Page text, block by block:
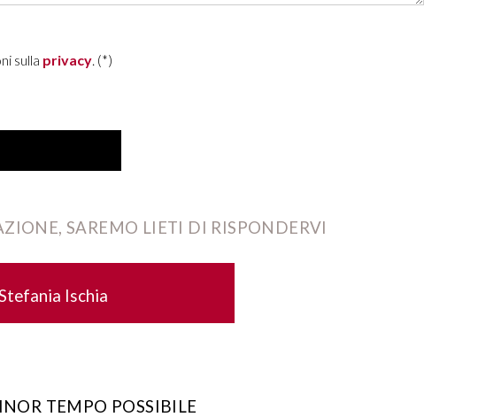
sulla privacy. (*)
SAREMO LIETI DI RISPONDERVI
Ischia
TEMPO POSSIBILE